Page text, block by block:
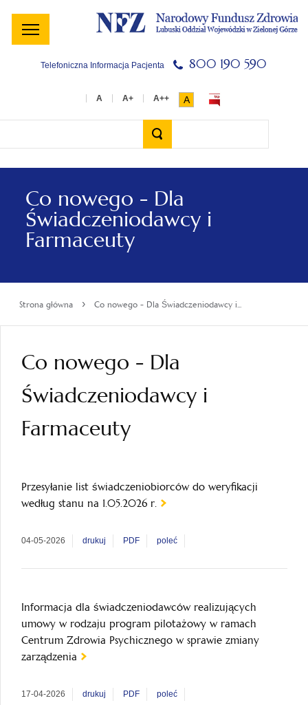
Menu
główne
Menu
lewe
Treść
główna
Szukaj
w
serwisie
Stopka
Telefoniczna Informacja Pacjenta 800 190 590
A
Co nowego - Dla
Świadczeniodawcy i
Farmaceuty
Strona główna › Co nowego - Dla Świadczeniodawcy i...
Co nowego - Dla
Świadczeniodawcy i
Farmaceuty
Przesyłanie list świadczeniobiorców do weryfikacji
według stanu na 1.05.2026 r.
04-05-2026 drukuj PDF poleć
Informacja dla świadczeniodawców realizujących
umowy w rodzaju program pilotażowy w ramach
Centrum Zdrowia Psychicznego w sprawie zmiany
zarządzenia
17-04-2026 drukuj PDF poleć